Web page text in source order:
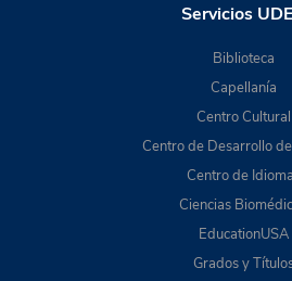
Servicios
Biblioteca
Capellanía
Centro Cultural
Centro de Desarrollo
Centro de
Ciencias
EducationUSA
Grados y